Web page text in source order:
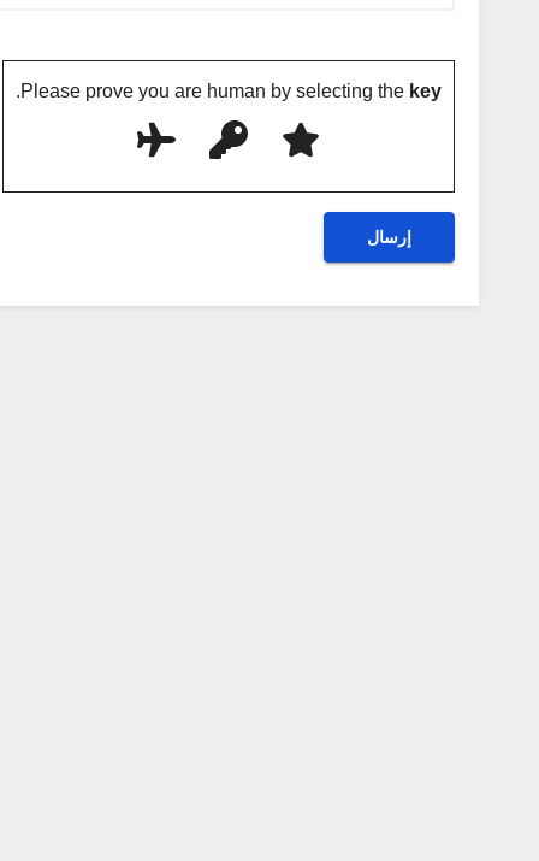
Please prove you are human by selecting the key
.